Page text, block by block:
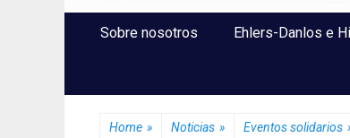
Menú Principal
Sobre nosotros Ehlers-Danlos e
Home » Noticias » Eventos solidarios